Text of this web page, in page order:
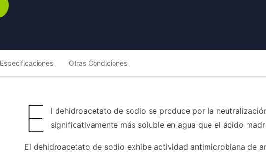
Especificaciones Otras Condiciones
E
l dehidroacetato de sodio se produce por la
significativamente más soluble en agua que el ácido
El dehidroacetato de sodio exhibe actividad antimicrobiana de